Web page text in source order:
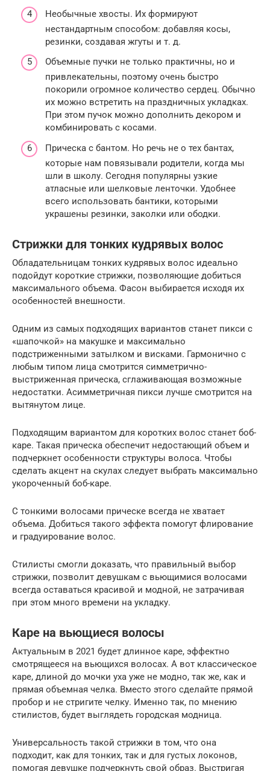
Необычные хвосты. Их формируют
нестандартным способом: добавляя косы,
резинки, создавая жгуты и т. д.
Объемные пучки не только практичны, но и
привлекательны, поэтому очень быстро
покорили огромное количество сердец. Обычно
их можно встретить на праздничных укладках.
При этом пучок можно дополнить декором и
комбинировать с косами.
Прическа с бантом. Но речь не о тех бантах,
которые нам повязывали родители, когда мы
шли в школу. Сегодня популярны узкие
атласные или шелковые ленточки. Удобнее
всего использовать бантики, которыми
украшены резинки, заколки или ободки.
Стрижки для тонких кудрявых волос
Обладательницам тонких кудрявых волос идеально
подойдут короткие стрижки, позволяющие добиться
максимального объема. Фасон выбирается исходя их
особенностей внешности.
Одним из самых подходящих вариантов станет пикси с
«шапочкой» на макушке и максимально
подстриженными затылком и висками. Гармонично с
любым типом лица смотрится симметрично-
выстриженная прическа, сглаживающая возможные
недостатки. Асимметричная пикси лучше смотрится на
вытянутом лице.
Подходящим вариантом для коротких волос станет боб-
каре. Такая прическа обеспечит недостающий объем и
подчеркнет особенности структуры волоса. Чтобы
сделать акцент на скулах следует выбрать максимально
укороченный боб-каре.
С тонкими волосами прическе всегда не хватает
объема. Добиться такого эффекта помогут флирование
и градуирование волос.
Стилисты смогли доказать, что правильный выбор
стрижки, позволит девушкам с вьющимися волосами
всегда оставаться красивой и модной, не затрачивая
при этом много времени на укладку.
Каре на вьющиеся волосы
Актуальным в 2021 будет длинное каре, эффектно
смотрящееся на вьющихся волосах. А вот классическое
каре, длиной до мочки уха уже не модно, так же, как и
прямая объемная челка. Вместо этого сделайте прямой
пробор и не стригите челку. Именно так, по мнению
стилистов, будет выглядеть городская модница.
Универсальность такой стрижки в том, что она
подходит, как для тонких, так и для густых локонов,
помогая девушке подчеркнуть свой образ. Выстригая